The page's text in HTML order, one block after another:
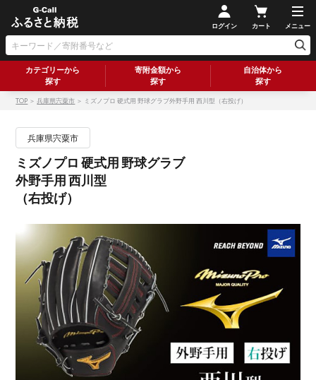
ログイン カート メニュー
カテゴリーから
探す
寄附金額から
探す
自治体から
探す
TOP ＞兵庫県宍粟市 ＞ ミズノプロ 硬式用 野球グラブ外野手用 西川型（右投げ）
兵庫県宍粟市
ミズノプロ 硬式用 野球グラブ
外野手用 西川型
（右投げ）